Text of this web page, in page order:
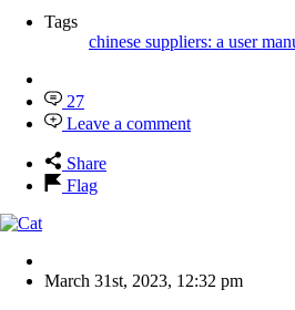
Tags
chinese suppliers: a user
27
Leave a comment
Share
Flag
March 31st, 2023, 12:32 pm